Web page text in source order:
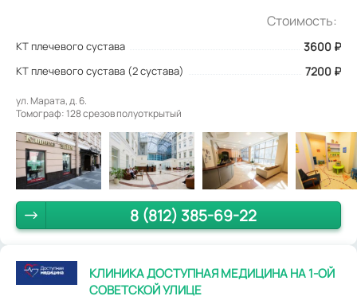
Стоимость:
КТ плечевого сустава 3600 ₽
КТ плечевого сустава (2 сустава) 7200 ₽
ул. Марата, д. 6.
Томограф: 128 срезов полуоткрытый
8 (812) 385-69-22
КЛИНИКА ДОСТУПНАЯ МЕДИЦИНА НА 1-ОЙ
СОВЕТСКОЙ УЛИЦЕ